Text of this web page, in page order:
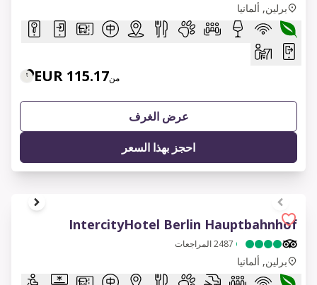
برلين, ألمانيا
من115.17 EUR
عرض الغرف
احجز بهذا السعر
1 of 8
IntercityHotel Berlin Hauptbahnhof
2487المراجعات
برلين, ألمانيا